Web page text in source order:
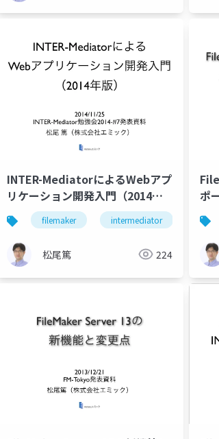
security
INTER-MediatorによるWebアプ
リケーション開発入門（2014年
版）
filemaker intermediator
松尾篤 224
ポ